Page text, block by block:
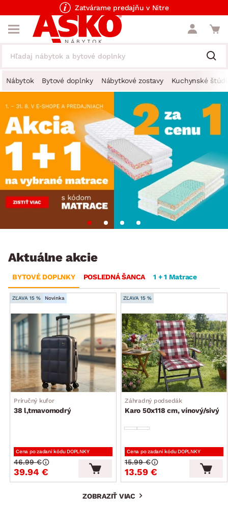
Zatvárame predajňu v Nitre
Nábytok Bytové doplnky Nábytkové zostavy Kuchynské
Aktuálne akcie
BYTOVÉ DOPLNKY POSLEDNÁ ŠANCA 1 + 1 Matrace
ZĽAVA 15 % Novinka
Príručný kufor
38 l,tmavomodrý
Cena po zadaní kódu DOPLNKY
39.94 €
46.99 €
ZĽAVA 15 %
Záhradný podsedák
Karo 50x118 cm, vínový/sivý
Cena po zadaní kódu DOPLNKY
13.59 €
15.99 €
ZOBRAZIŤ VIAC